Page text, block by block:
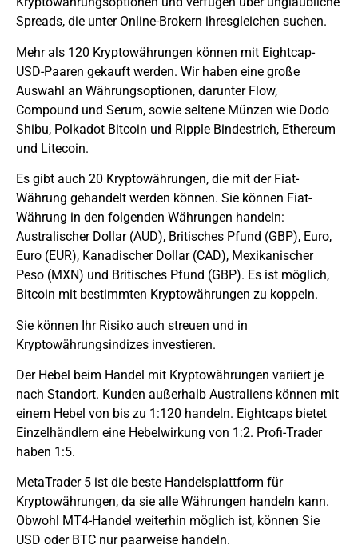
Spreads, die unter Online-Brokern ihresgleichen suchen.
Mehr als 120 Kryptowährungen können mit Eightcap-
USD-Paaren gekauft werden. Wir haben eine große
Auswahl an Währungsoptionen, darunter Flow,
Compound und Serum, sowie seltene Münzen wie Dodo
Shibu, Polkadot Bitcoin und Ripple Bindestrich, Ethereum
und Litecoin.
Es gibt auch 20 Kryptowährungen, die mit der Fiat-
Währung gehandelt werden können. Sie können Fiat-
Währung in den folgenden Währungen handeln:
Australischer Dollar (AUD), Britisches Pfund (GBP), Euro,
Euro (EUR), Kanadischer Dollar (CAD), Mexikanischer
Peso (MXN) und Britisches Pfund (GBP). Es ist möglich,
Bitcoin mit bestimmten Kryptowährungen zu koppeln.
Sie können Ihr Risiko auch streuen und in
Kryptowährungsindizes investieren.
Der Hebel beim Handel mit Kryptowährungen variiert je
nach Standort. Kunden außerhalb Australiens können mit
einem Hebel von bis zu 1:120 handeln. Eightcaps bietet
Einzelhändlern eine Hebelwirkung von 1:2. Profi-Trader
haben 1:5.
MetaTrader 5 ist die beste Handelsplattform für
Kryptowährungen, da sie alle Währungen handeln kann.
Obwohl MT4-Handel weiterhin möglich ist, können Sie
USD oder BTC nur paarweise handeln.